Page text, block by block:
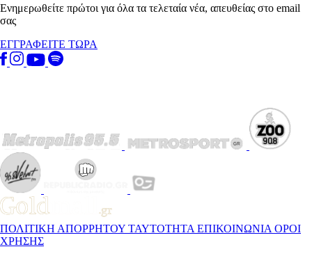
Ενημερωθείτε πρώτοι για όλα τα τελεταία νέα, απευθείας στο email
σας
ΕΓΓΡΑΦΕΙΤΕ ΤΩΡΑ
ΠΟΛΙΤΙΚΗ ΑΠΟΡΡΗΤΟΥ ΤΑΥΤΟΤΗΤΑ ΕΠΙΚΟΙΝΩΝΙΑ ΟΡΟΙ
ΧΡΗΣΗΣ